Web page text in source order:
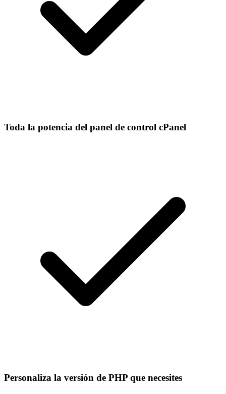
Toda la potencia del panel de control cPanel
Personaliza la versión de PHP que necesites